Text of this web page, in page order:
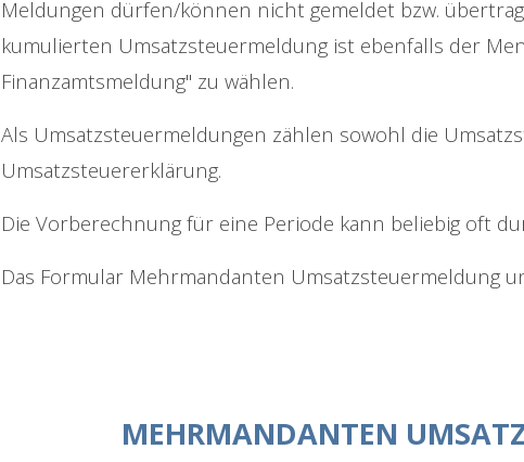
Meldungen dürfen/können nicht gemeldet bzw.
kumulierten Umsatzsteuermeldung ist ebenfalls der
Finanzamtsmeldung" zu wählen.
Als Umsatzsteuermeldungen zählen sowohl die
Umsatzsteuererklärung.
Die Vorberechnung für eine Periode kann beliebig oft
Das Formular Mehrmandanten Umsatzsteuermeldung
MEHRMANDANTEN